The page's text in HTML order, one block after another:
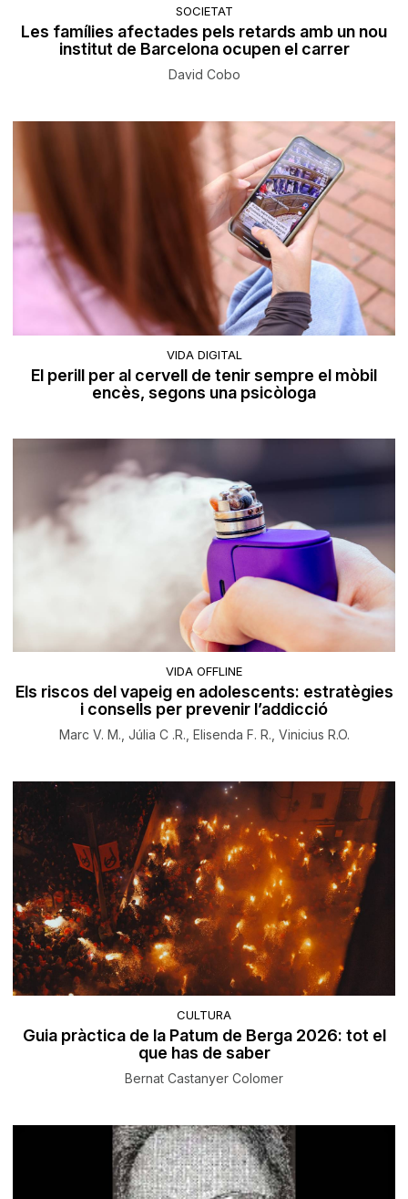
SOCIETAT
Les famílies afectades pels retards amb un nou
institut de Barcelona ocupen el carrer
David Cobo
VIDA DIGITAL
El perill per al cervell de tenir sempre el mòbil
encès, segons una psicòloga
VIDA OFFLINE
Els riscos del vapeig en adolescents: estratègies
i consells per prevenir l’addicció
Marc V. M., Júlia C .R., Elisenda F. R., Vinicius R.O.
CULTURA
Guia pràctica de la Patum de Berga 2026: tot el
que has de saber
Bernat Castanyer Colomer